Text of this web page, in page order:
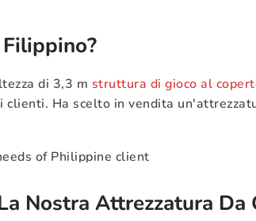
di 3,3 m struttura di gioco al
Ha scelto in vendita
Nostra Attrezzatura Da